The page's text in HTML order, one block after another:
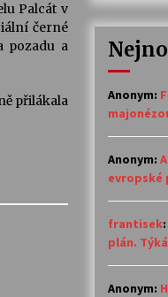
Palcát v
černé
pozadu a
přilákala
Anonym:
Anonym:
evropské
frantisek:
plán.
Anonym: